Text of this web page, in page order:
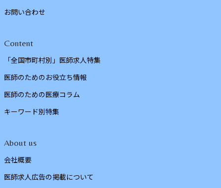
お問い合わせ
Content
「全国市町村別」医師求人特集
医師のためのお役立ち情報
医師のための医療コラム
キーワード別特集
About us
会社概要
医師求人広告の掲載について